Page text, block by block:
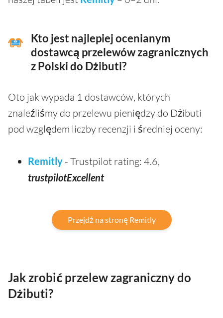
Kto jest najlepiej ocenianym
dostawcą przelewów zagranicznych
z Polski do Dżibuti?
Oto jak wypada 1 dostawców, których
znaleźliśmy do przelewu pieniędzy do Dżibuti
pod względem liczby recenzji i średniej oceny:
Remitly - Trustpilot rating: 4.6,
trustpilotExcellent
Przejdź na stronę Remitly
Jak zrobić przelew zagraniczny do
Dżibuti?